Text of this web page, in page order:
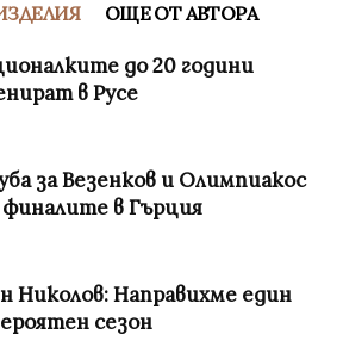
ОЩЕ ОТ АВТОРА
до 20 години
в Русе
за Везенков и Олимпиакос
финалите в Гърция
Николов: Направихме един
сезон